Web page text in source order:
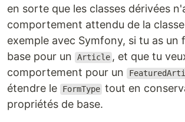
en sorte que les classes dérivées
comportement attendu de la
exemple avec Symfony, si tu as un
base pour un
Article , et que tu
comportement pour un
étendre le
FormType tout en
propriétés de base.